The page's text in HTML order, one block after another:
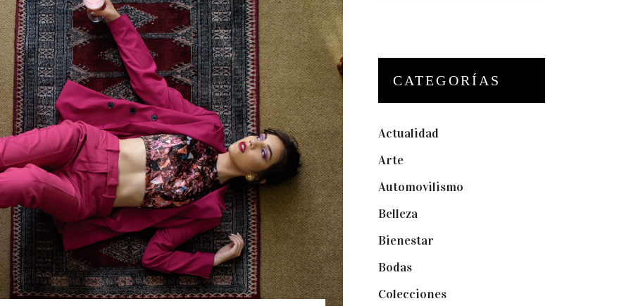
CATEGORÍAS
Actualidad
Arte(74)
Automovilismo
Belleza(32)
Bienestar
Bodas(73)
Colecciones(22)